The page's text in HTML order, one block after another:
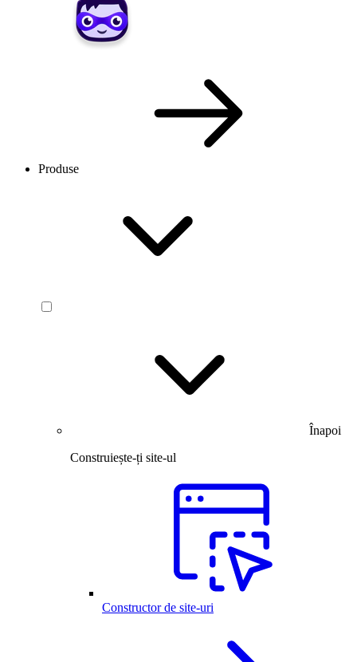
Produse
Înapoi
Construiește-ți site-ul
Constructor de site-uri